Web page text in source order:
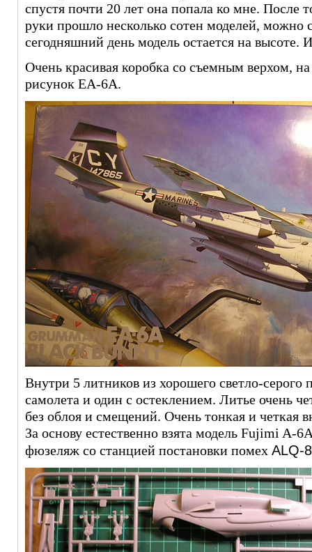
спустя почти 20 лет она попала ко мне. После
руки прошло несколько сотен моделей, можно
сегодняшний день модель остается на
Очень красивая коробка со съемным верхом,
рисунок EA-6А.
Внутри 5 литников из хорошего светло-серого
самолета и один с остеклением. Литье очень
без облоя и смещений. Очень тонкая и четкая
За основу естественно взята модель Fujimi A-
фюзеляж со станцией постановки помех ALQ-